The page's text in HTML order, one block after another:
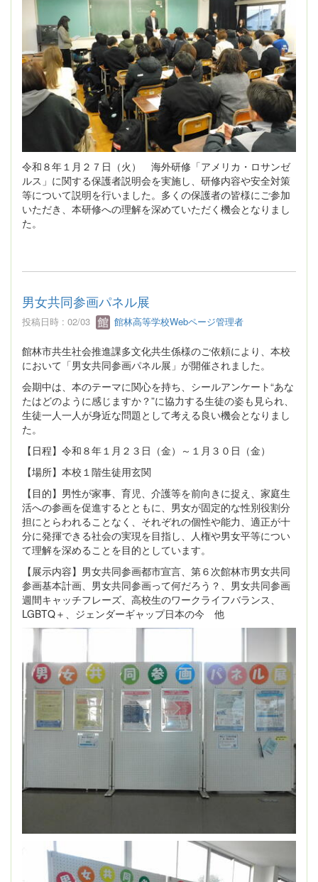
令和８年１月２７日（火） 海外研修「アメリカ・ロサンゼ
ルス」に関する保護者説明会を実施し、研修内容や安全対策
等について説明を行いました。多くの保護者の皆様にご参加
いただき、本研修への理解を深めていただく機会となりまし
た。
男女共同参画パネル展
投稿日時 : 02/03 館林高等学校Webページ管理者
館林市共生社会推進課多文化共生係様のご依頼により、本校
において「男女共同参画パネル展」が開催されました。
会期中は、本のテーマに関心を持ち、シールアンケート“あな
たはどのように感じますか？”に協力する生徒の姿も見られ、
生徒一人一人が身近な問題として考える良い機会となりまし
た。
【日程】令和８年１月２３日（金）～１月３０日（金）
【場所】本校１階生徒用玄関
【目的】男性が家事、育児、介護等を前向きに捉え、家庭生
活への参画を促進するとともに、男女が固定的な性別役割分
担にとらわれることなく、それぞれの個性や能力、適正が十
分に発揮できる社会の実現を目指し、人権や男女平等につい
て理解を深めることを目的としています。
【展示内容】男女共同参画都市宣言、第６次館林市男女共同
参画基本計画、男女共同参画って何だろう？、男女共同参画
週間キャッチフレーズ、高校生のワークライフバランス、
LGBTQ＋、ジェンダーギャップ日本の今 他